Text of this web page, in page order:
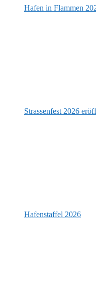
Hafen in Flammen
Strassenfest 2026
Hafenstaffel 2026